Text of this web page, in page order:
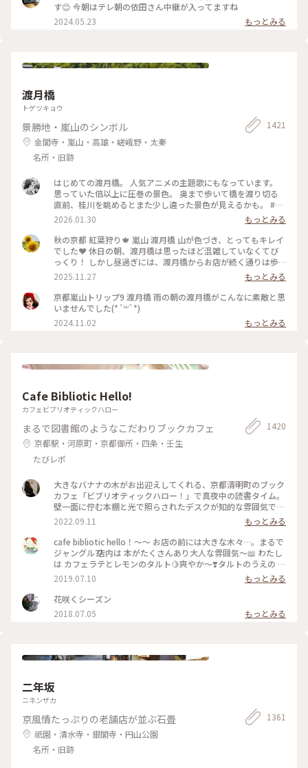
す😊 今朝はテレ朝の依田さん中継が入ってますね
2024.05.23
もっとみる
渡月橋
トゲツキョウ
景勝地・嵐山のシンボル
金閣寺・嵐山・高雄・嵯峨野・太秦
名所・旧跡
1421
はじめての渡月橋。 人気アニメの主題歌にもなっています。
思っていた倍以上に圧巻の景色。 奥まで歩いて橋を渡り切る
直前、桂川を眺めるとまた少し違った景色が見えるかも。 #渡
月橋 #嵐山 #京都旅行 #嵐電 #京都観光
2026.01.30
もっとみる
秋の京都 紅葉狩り🍁 嵐山 渡月橋 山が色づき、とってもキレイ
でした❤️ 休日の朝、渡月橋は思ったほど混雑していなくてび
っくり！ しかし昼過ぎには、渡月橋からお店が続く通りは歩
行者天国になり多くの人でごったがえし、ボート乗り場では長
蛇の列で60分待ちになってました😳 2025.11.23 #渡月橋 #紅
葉 #嵐山 #京都 #ことりっぷ #秋の装い
2025.11.27
もっとみる
京都嵐山トリップ9 渡月橋 雨の朝の渡月橋がこんなに素敵と思
いませんでした(*´꒳`*)
2024.11.02
もっとみる
Cafe Bibliotic Hello!
カフェビブリオティックハロー
まるで図書館のようなこだわりブックカフェ
京都駅・河原町・京都御所・四条・壬生
たびレポ
1420
大きなバナナの木がお出迎えしてくれる、京都清明町のブック
カフェ「ビブリオティックハロー！」で真夜中の読書タイム。
壁一面に佇む本棚と光で照らされたデスクが知的な雰囲気で、
これぞ大人カフェでした。2階に貫けている本棚を見に行く
と、ちょっとスケスケの渡り廊下でスリリング。スイーツもド
リンクも美味しくて、夜遅くまでやっているのも嬉しくて。。
これは出張の度に立ち寄りそうです。築150年以上の町屋をリ
ノベしたというところも見応えあり。観光というよりも、ロー
カルに寄り添っているようで温かい空気も感じました。 #私の
ことりっぷ2022 #Myことりっぷ #京都カフェ #ブックカフ
ェ #読書 #ガトーショコラ #コーヒー
2022.09.11
もっとみる
cafe bibliotic hello！〜〜 お店の前には大きな木々…。まるで
ジャングル⁇ 店内は 本がたくさんあり大人な雰囲気〜📖 わたし
は カフェラテとレモンのタルト🍋爽やか〜❣️タルトのうえの レ
モンのドライフルーツがめちゃくちゃ美味しい❣️ カフェの横で
は パンも販売してます。こちらも魅力的でしたが またの機会
に〜 #京都#カフェ#レモンタルト
2019.07.10
もっとみる
花咲くシーズン
2018.07.05
もっとみる
二年坂
ニネンザカ
京風情たっぷりの老舗店が並ぶ石畳
祇園・清水寺・銀閣寺・円山公園
名所・旧跡
1361